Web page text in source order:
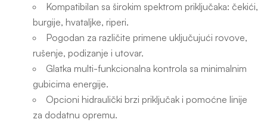
Kompatibilan sa širokim spektrom priključaka: čekići,
burgije, hvataljke, riperi.
Pogodan za različite primene uključujući rovove,
rušenje, podizanje i utovar.
Glatka multi-funkcionalna kontrola sa minimalnim
gubicima energije.
Opcioni hidraulički brzi priključak i pomoćne linije
za dodatnu opremu.